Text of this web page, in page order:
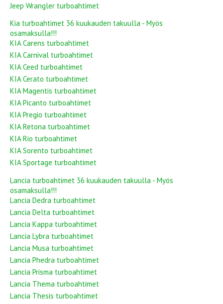
Jeep Wrangler turboahtimet
Kia turboahtimet 36 kuukauden takuulla - Myös
osamaksulla!!!
KIA Carens turboahtimet
KIA Carnival turboahtimet
KIA Ceed turboahtimet
KIA Cerato turboahtimet
KIA Magentis turboahtimet
KIA Picanto turboahtimet
KIA Pregio turboahtimet
KIA Retona turboahtimet
KIA Rio turboahtimet
KIA Sorento turboahtimet
KIA Sportage turboahtimet
Lancia turboahtimet 36 kuukauden takuulla - Myös
osamaksulla!!!
Lancia Dedra turboahtimet
Lancia Delta turboahtimet
Lancia Kappa turboahtimet
Lancia Lybra turboahtimet
Lancia Musa turboahtimet
Lancia Phedra turboahtimet
Lancia Prisma turboahtimet
Lancia Thema turboahtimet
Lancia Thesis turboahtimet